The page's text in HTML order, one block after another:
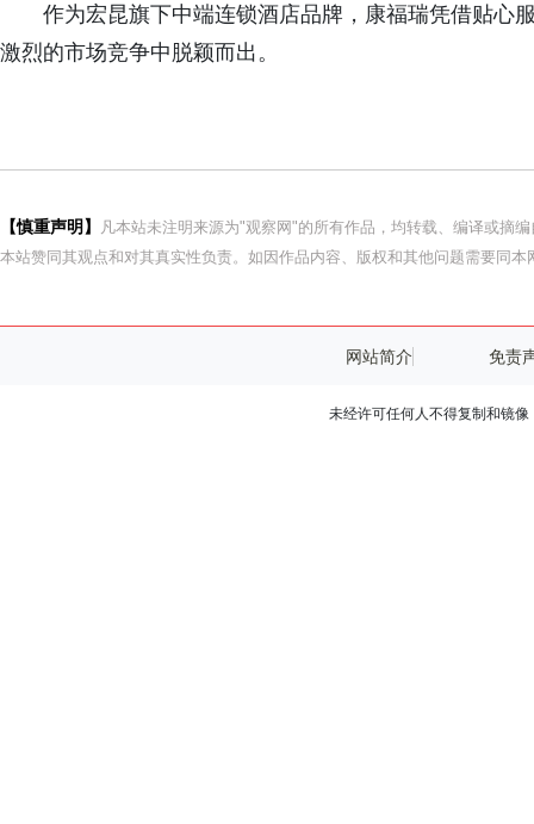
作为宏昆旗下中端连锁酒店品牌，康福瑞凭借贴心
激烈的市场竞争中脱颖而出。
【慎重声明】
凡本站未注明来源为"观察网"的所有作品，均转载、编译或摘
本站赞同其观点和对其真实性负责。如因作品内容、版权和其他问题需要同本
网站简介 免责
未经许可任何人不得复制和镜